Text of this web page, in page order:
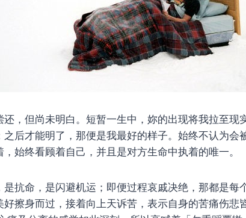
还，但尚未明白。短暂一生中，妳的出现将我拉至现
后才能明了，那便是我最好的样子。始终不认为会
始终看顾着自己，并且是对方生命中执着的唯一。
抗命，是闪避机运；即便过程哀戚决绝，那都是每
好擦身而过，接着向上天诉苦，表示自身的苦痛伤悲